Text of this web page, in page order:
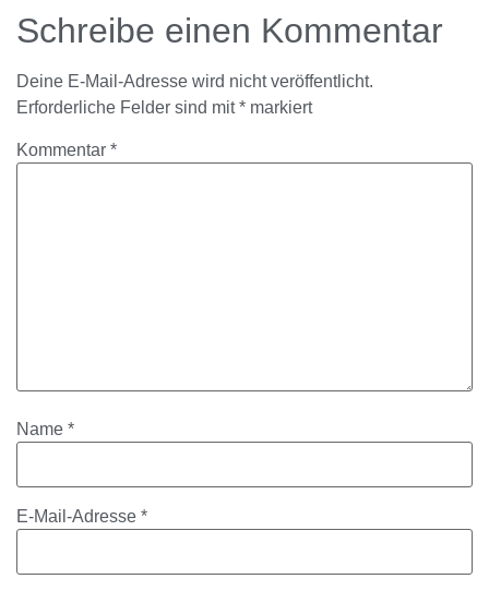
Schreibe einen Kommentar
Deine E-Mail-Adresse wird nicht veröffentlicht.
Erforderliche Felder sind mit* markiert
Kommentar *
Name *
E-Mail-Adresse *